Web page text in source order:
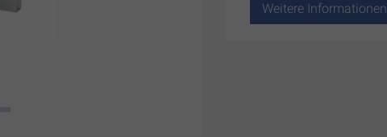
Weitere Informationen